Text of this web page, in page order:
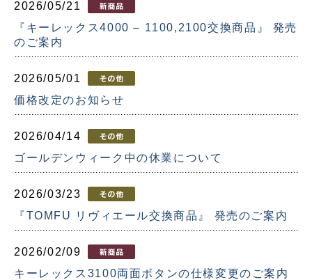
2026/05/21
『キーレックス4000 – 1100,2100交換商品』 発売
のご案内
2026/05/01
価格改定のお知らせ
2026/04/14
ゴールデンウィーク中の休業について
2026/03/23
『TOMFU リヴィエール交換商品』 発売のご案内
2026/02/09
キーレックス3100両面ボタンの仕様変更のご案内